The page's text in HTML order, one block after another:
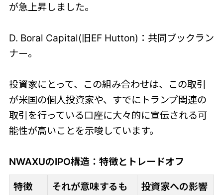
が急上昇しました。
D. Boral Capital(旧EF Hutton)：共同ブックラン
ナー。
投資家にとって、この組み合わせは、この取引
が米国の個人投資家や、すでにトランプ関連の
取引を行っている口座に大々的に宣伝される可
能性が高いことを示唆しています。
NWAXUのIPO構造：特徴とトレードオフ
特徴
それが意味するも
投資家への影響